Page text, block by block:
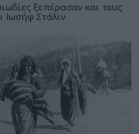
ξεπέρασαν και τους
Ιωσήφ Στάλιν